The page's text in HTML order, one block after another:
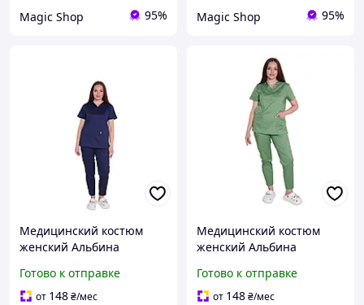
Magic Shop 95% Magic Shop 95%
Медицинский костюм
женский Альбина
Готово к отправке
от 148₴/мес
Медицинский костюм
женский Альбина
Готово к отправке
от 148₴/мес